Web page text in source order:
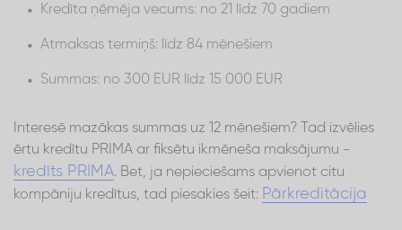
Kredīta ņēmēja vecums: no 21 līdz 70 gadiem
Atmaksas termiņš: līdz 84 mēnešiem
Summas: no 300 EUR līdz 15 000 EUR
Interesē mazākas summas uz 12 mēnešiem? Tad izvēlies
ērtu kredītu PRIMA ar fiksētu ikmēneša maksājumu -
kredīts PRIMA. Bet, ja nepieciešams apvienot citu
kompāniju kredītus, tad piesakies šeit: Pārkreditācija